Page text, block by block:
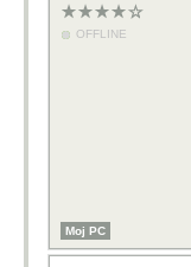
OFFLINE
Moj PC